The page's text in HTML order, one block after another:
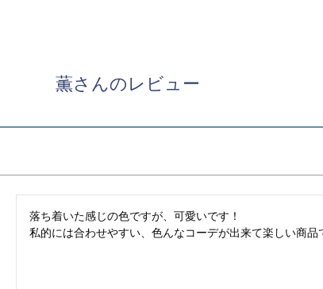
薫さんのレビュー
落ち着いた感じの色ですが、可愛いです！
私的には合わせやすい、色んなコーデが出来て楽しい商品